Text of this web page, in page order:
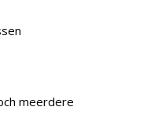
meerdere